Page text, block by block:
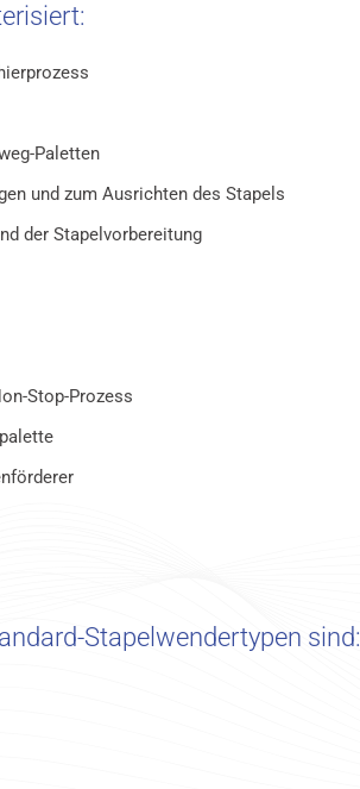
Paletten
und zum Ausrichten des Stapels
der Stapelvorbereitung
Stop-Prozess
Stapelwendertypen sind: